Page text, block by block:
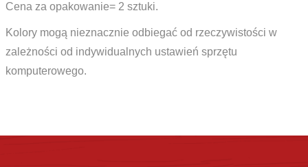
Cena za opakowanie= 2 sztuki.
Kolory mogą nieznacznie odbiegać od rzeczywistości w
zależności od indywidualnych ustawień sprzętu
komputerowego.